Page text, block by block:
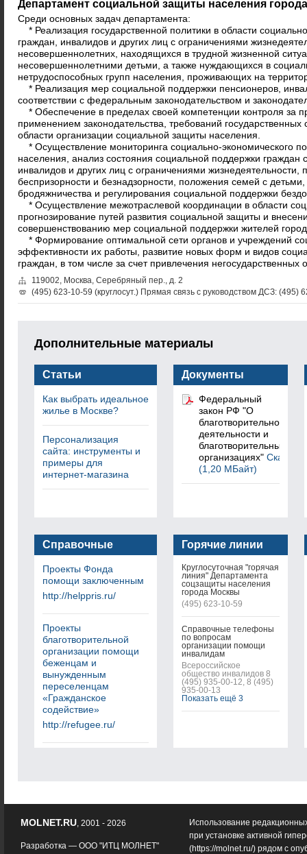
Департамент социальной защиты населения
Среди основных задач департамента:
* Реализация государственной политики в области
граждан, инвалидов и других лиц с ограничениями
несовершеннолетних, находящихся в трудной жизненной
несовершеннолетними детьми, а также нуждающихся в
нетрудоспособных групп населения, проживающих на
* Реализация мер социальной поддержки пенсионеров,
соответствии с федеральным законодательством и
* Обеспечение в пределах своей компетенции контроля за
применением законодательства, требований
области организации социальной защиты населения.
* Осуществление мониторинга социально-экономического
населения, анализ состояния социальной поддержки граждан
инвалидов и других лиц с ограничениями жизнедеятельности,
беспризорности и безнадзорности, положения семей с
бродяжничества и регулирования социальной поддержки
* Осуществление межотраслевой координации в области
прогнозирование путей развития социальной защиты и
совершенствованию мер социальной поддержки жителей
* Формирование оптимальной сети органов и учреждений
эффективности их работы, развитие новых форм и видов
граждан, в том числе за счет привлечения негосударственных
119002, Москва, Серебряный пер., д. 2
(495) 623-10-59 (круглосут.) Прямая связь с руководством ДСЗ: (495)
Дополнительные материалы
Статьи
Как выбрать идеальное
жилье в Москве?
Персонализация
сайта: инструменты и
примеры для
интернет-магазина
Документы
Федеральный
закон РФ "О
благотворительной
деятельности и
благотворительных
организациях" Скачать
(1,20 МБайт)
Справочные
услуги
Проекты Фонда
помощи заключенным
http://helppris.ru/
Проекты
благотворительной
организации помощи
беженцам и
вынужденным
переселенцам
«Гражданское
содействие»
http://refugee.ru/
Горячие линии
Круглосуточная "горячая
линия" Департамента
соцзащиты населения
города Москвы
(495) 623-10-59
Справочные телефоны
по вопросам
организации помощи
инвалидам
Всероссийское
общество инвалидов 8
(495) 935-00-12, 8 (495)
935-00-13
Показать ещё 3
Использование
при установке активной
(https://molnet.ru/) рядом с
MOLNET.RU, 2001 - 2026
Разработка — ООО "ИТЦ МОЛНЕТ"